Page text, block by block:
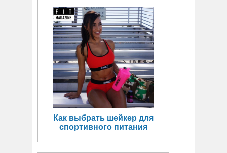
Как выбрать шейкер для
спортивного питания